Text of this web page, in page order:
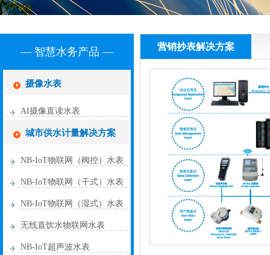
— 智慧水务产品 —
摄像水表
AI摄像直读水表
城市供水计量解决方案
NB-IoT物联网（阀控）水表
NB-IoT物联网（干式）水表
NB-IoT物联网（湿式）水表
无线直饮水物联网水表
NB-IoT超声波水表
营销抄表解决方案